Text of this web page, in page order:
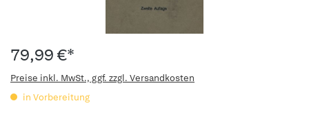
79,99 €*
Preise inkl. MwSt., ggf. zzgl. Versandkosten
in Vorbereitung